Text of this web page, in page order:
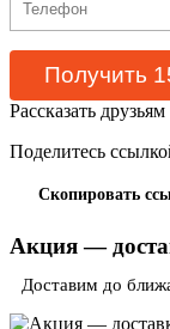
Рассказать друзьям
Поделитесь
Скопировать
Акция —
Доставим до